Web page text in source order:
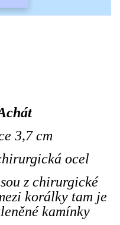
3,7 cm
ocel
z chirurgické
korálky tam je
kamínky